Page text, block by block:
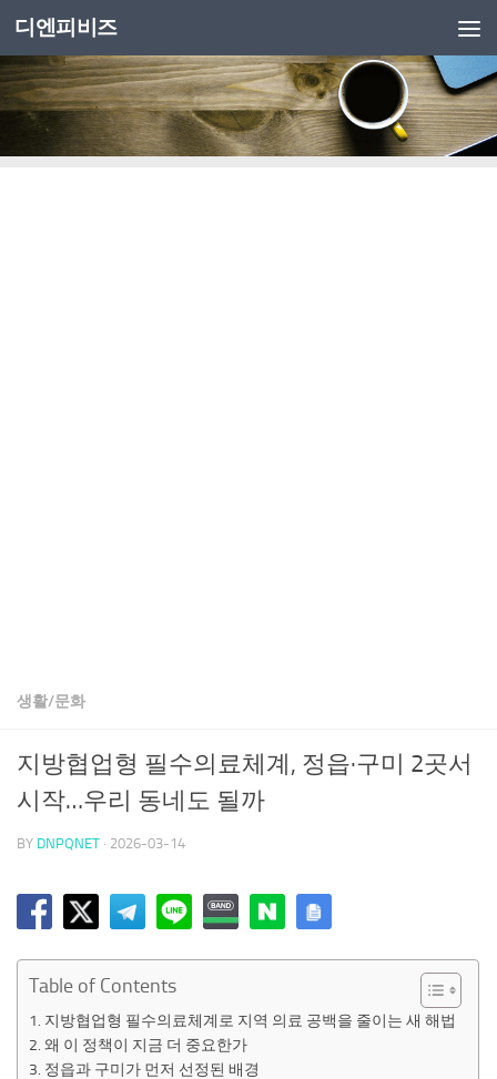
Skip to content
디엔피비즈
생활/문화
지방협업형 필수의료체계, 정읍·구미 2곳서
시작…우리 동네도 될까
BY DNPQNET · 2026-03-14
Table of Contents
지방협업형 필수의료체계로 지역 의료 공백을 줄이는 새 해법
왜 이 정책이 지금 더 중요한가
정읍과 구미가 먼저 선정된 배경